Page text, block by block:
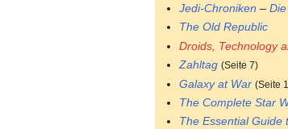
Jedi-Chroniken –
The Old Republic
Droids, Technology
Zahltag (Seite 7)
Galaxy at War (Seite
The Complete Star
The Essential Guide